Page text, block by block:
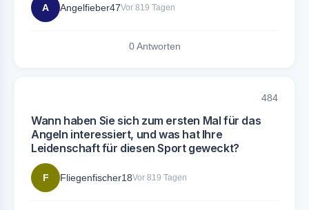
A Angelfieber47Vor 819 Tagen
0 Antworten
484
Wann haben Sie sich zum ersten Mal für das
Angeln interessiert, und was hat Ihre
Leidenschaft für diesen Sport geweckt?
F Fliegenfischer18Vor 819 Tagen